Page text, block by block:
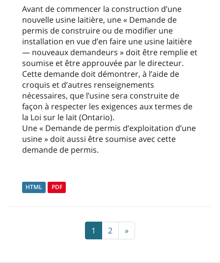
Avant de commencer la construction d’une
nouvelle usine laitière, une « Demande de
permis de construire ou de modifier une
installation en vue d’en faire une usine laitière
— nouveaux demandeurs » doit être remplie et
soumise et être approuvée par le directeur.
Cette demande doit démontrer, à l’aide de
croquis et d’autres renseignements
nécessaires, que l’usine sera construite de
façon à respecter les exigences aux termes de
la Loi sur le lait (Ontario).
Une « Demande de permis d’exploitation d’une
usine » doit aussi être soumise avec cette
demande de permis.
HTML PDF
1 2 »